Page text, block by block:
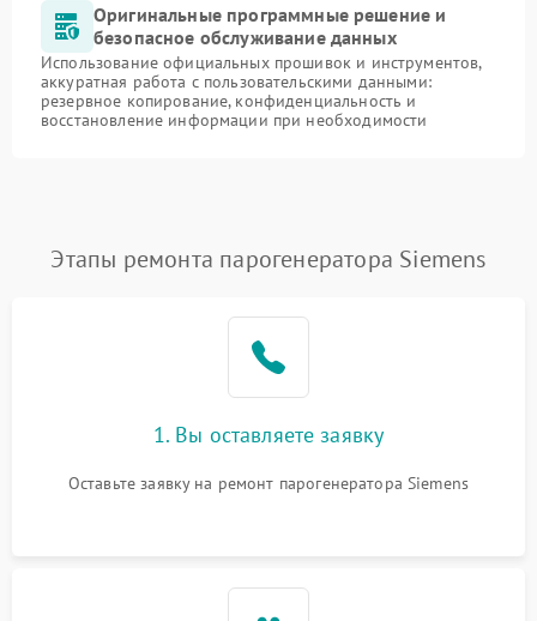
Оригинальные программные решение и
безопасное обслуживание данных
Использование официальных прошивок и инструментов,
аккуратная работа с пользовательскими данными:
резервное копирование, конфиденциальность и
восстановление информации при необходимости
Этапы ремонта парогенератора Siemens
1. Вы оставляете заявку
Оставьте заявку на ремонт парогенератора Siemens